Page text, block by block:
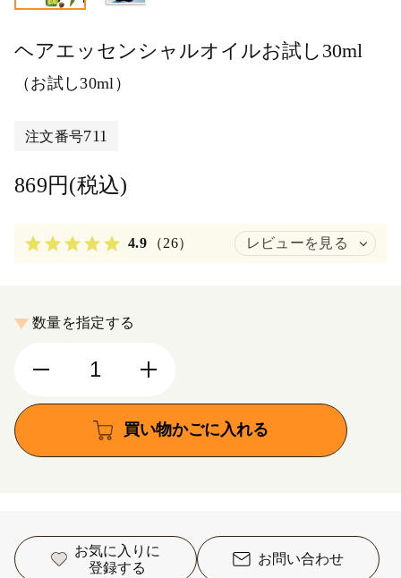
ヘアエッセンシャルオイルお試し30ml
（お試し30ml）
注文番号711
869円(税込)
4.9 （26） レビューを見る
数量を指定する
買い物かごに入れる
お気に入りに
登録する
お問い合わせ